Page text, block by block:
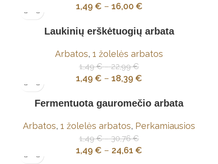
1,49 € – 16,00 €
Laukinių erškėtuogių arbata
Arbatos, 1 žolelės arbatos
1,49€ – 22,99€
1,49 € – 18,39 €
Fermentuota gauromečio arbata
Arbatos, 1 žolelės arbatos, Perkamiausios
1,49€ – 30,76€
1,49 € – 24,61 €